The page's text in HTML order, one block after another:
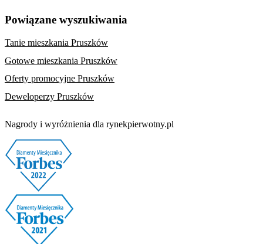
Powiązane wyszukiwania
Tanie mieszkania Pruszków
Gotowe mieszkania Pruszków
Oferty promocyjne Pruszków
Deweloperzy Pruszków
Nagrody i wyróżnienia dla rynekpierwotny.pl